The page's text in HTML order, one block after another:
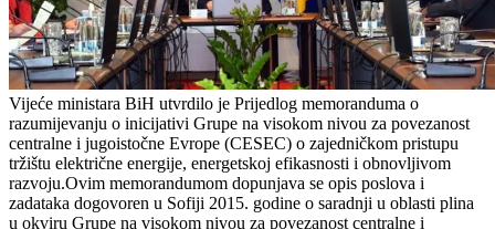
Vijeće ministara BiH utvrdilo je Prijedlog memoranduma o
razumijevanju o inicijativi Grupe na visokom nivou za povezanost
centralne i jugoistočne Evrope (CESEC) o zajedničkom pristupu
tržištu električne energije, energetskoj efikasnosti i obnovljivom
razvoju.Ovim memorandumom dopunjava se opis poslova i
zadataka dogovoren u Sofiji 2015. godine o saradnji u oblasti plina
u okviru Grupe na visokom nivou za povezanost centralne i